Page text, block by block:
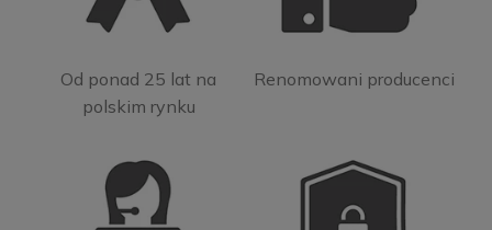
Od ponad 25 lat na
polskim rynku
Renomowani producenci